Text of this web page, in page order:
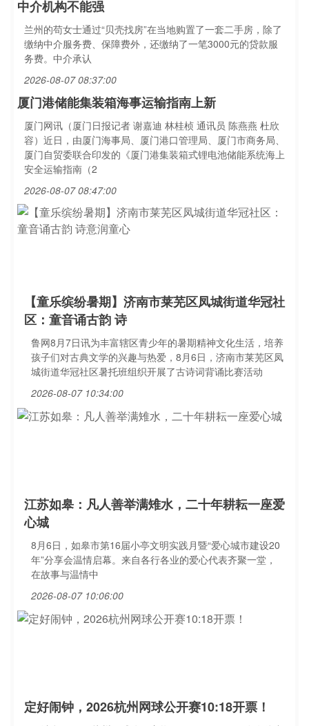
中介机构不能强
兰州的苟女士通过“贝壳找房”在当地购置了一套二手房，除了
缴纳中介服务费、保障费外，还缴纳了一笔3000元的贷款服
务费。中介承认
2026-08-07 08:37:00
厦门港储能集装箱海事运输指南上新
厦门网讯（厦门日报记者 谢嘉迪 林桂桢 通讯员 陈燕燕 杜欣
容）近日，由厦门海事局、厦门港口管理局、厦门市商务局、
厦门自贸委联合印发的《厦门港集装箱式锂电池储能系统海上
安全运输指南（2
2026-08-07 08:47:00
【童乐缤纷暑期】济南市莱芜区凤城街道华冠社
区：童音诵古韵 诗
鲁网8月7日讯为丰富辖区青少年的暑期精神文化生活，培养
孩子们对古典文学的兴趣与热爱，8月6日，济南市莱芜区凤
城街道华冠社区暑托班组织开展了古诗词背诵比赛活动
2026-08-07 10:34:00
江苏如皋：凡人善举满雉水，二十年耕耘一座爱
心城
8月6日，如皋市第16届小亭文明实践月暨“爱心城市建设20
年”分享会温情启幕。来自各行各业的爱心代表齐聚一堂，
在故事与温情中
2026-08-07 10:06:00
定好闹钟，2026杭州网球公开赛10:18开票！